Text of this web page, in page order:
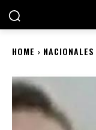
HOME NACIONALES